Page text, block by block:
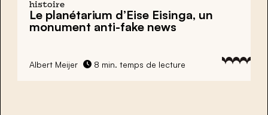
histoire
Le planétarium d’Eise Eisinga, un
monument anti-fake news
Albert Meijer 8 min. temps de lecture